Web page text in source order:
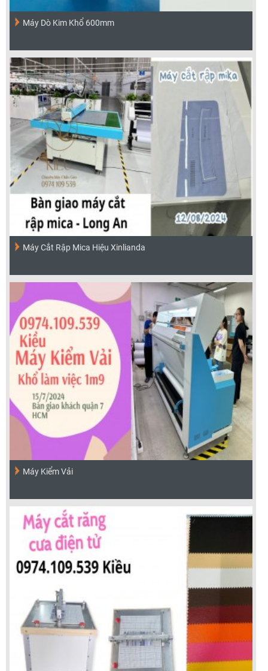
Máy Dò Kim Khổ 600mm
Máy Cắt Rập Mica Hiệu Xinlianda
Máy Kiểm Vải